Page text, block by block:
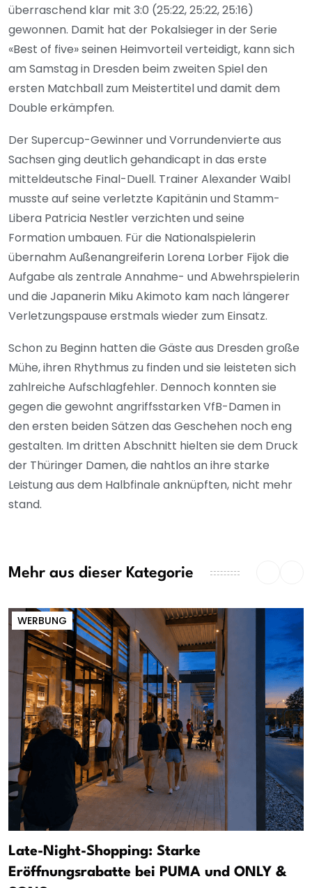
überraschend klar mit 3:0 (25:22, 25:22, 25:16)
gewonnen. Damit hat der Pokalsieger in der Serie
«Best of five» seinen Heimvorteil verteidigt, kann sich
am Samstag in Dresden beim zweiten Spiel den
ersten Matchball zum Meistertitel und damit dem
Double erkämpfen.
Der Supercup-Gewinner und Vorrundenvierte aus
Sachsen ging deutlich gehandicapt in das erste
mitteldeutsche Final-Duell. Trainer Alexander Waibl
musste auf seine verletzte Kapitänin und Stamm-
Libera Patricia Nestler verzichten und seine
Formation umbauen. Für die Nationalspielerin
übernahm Außenangreiferin Lorena Lorber Fijok die
Aufgabe als zentrale Annahme- und Abwehrspielerin
und die Japanerin Miku Akimoto kam nach längerer
Verletzungspause erstmals wieder zum Einsatz.
Schon zu Beginn hatten die Gäste aus Dresden große
Mühe, ihren Rhythmus zu finden und sie leisteten sich
zahlreiche Aufschlagfehler. Dennoch konnten sie
gegen die gewohnt angriffsstarken VfB-Damen in
den ersten beiden Sätzen das Geschehen noch eng
gestalten. Im dritten Abschnitt hielten sie dem Druck
der Thüringer Damen, die nahtlos an ihre starke
Leistung aus dem Halbfinale anknüpften, nicht mehr
stand.
Mehr aus dieser Kategorie
WERBUNG
Late-Night-Shopping: Starke
Eröffnungsrabatte bei PUMA und ONLY &